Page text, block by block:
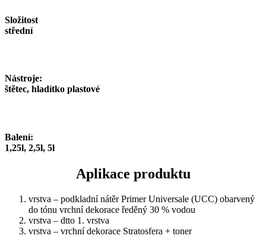
Složitost
střední
Nástroje:
štětec, hladítko plastové
Balení:
1,25l, 2,5l, 5l
Aplikace produktu
vrstva – podkladní nátěr Primer Universale (UCC) obarvený
do tónu vrchní dekorace ředěný 30 % vodou
vrstva – dtto 1. vrstva
vrstva – vrchní dekorace Stratosfera + toner